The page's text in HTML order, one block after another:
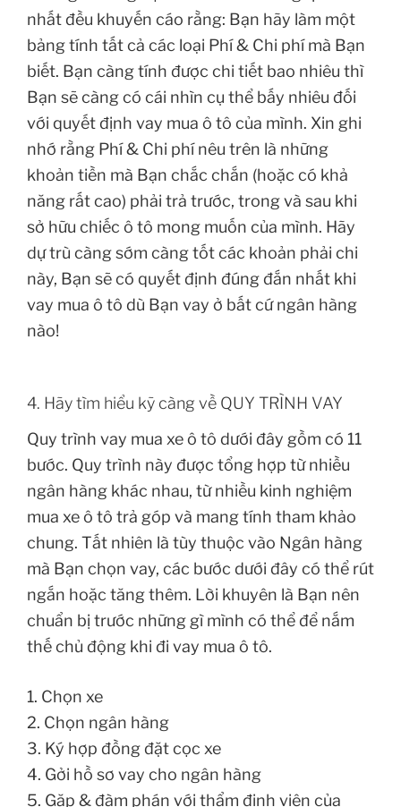
nhất đều khuyến cáo rằng: Bạn hãy làm một
bảng tính tất cả các loại Phí & Chi phí mà Bạn
biết. Bạn càng tính được chi tiết bao nhiêu thì
Bạn sẽ càng có cái nhìn cụ thể bấy nhiêu đối
với quyết định vay mua ô tô của mình. Xin ghi
nhớ rằng Phí & Chi phí nêu trên là những
khoản tiền mà Bạn chắc chắn (hoặc có khả
năng rất cao) phải trả trước, trong và sau khi
sở hữu chiếc ô tô mong muốn của mình. Hãy
dự trù càng sớm càng tốt các khoản phải chi
này, Bạn sẽ có quyết định đúng đắn nhất khi
vay mua ô tô dù Bạn vay ở bất cứ ngân hàng
nào!
4. Hãy tìm hiểu kỹ càng về QUY TRÌNH VAY
Quy trình vay mua xe ô tô dưới đây gồm có 11
bước. Quy trình này được tổng hợp từ nhiều
ngân hàng khác nhau, từ nhiều kinh nghiệm
mua xe ô tô trả góp và mang tính tham khảo
chung. Tất nhiên là tùy thuộc vào Ngân hàng
mà Bạn chọn vay, các bước dưới đây có thể rút
ngắn hoặc tăng thêm. Lời khuyên là Bạn nên
chuẩn bị trước những gì mình có thể để nắm
thế chủ động khi đi vay mua ô tô.
1. Chọn xe
2. Chọn ngân hàng
3. Ký hợp đồng đặt cọc xe
4. Gởi hồ sơ vay cho ngân hàng
5. Gặp & đàm phán với thẩm định viên của